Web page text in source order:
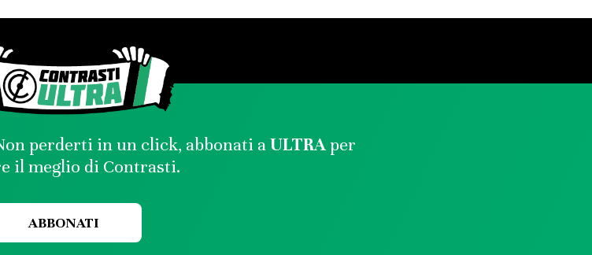
perderti in un click, abbonati aULTRAper
il meglio di Contrasti.
ABBONATI